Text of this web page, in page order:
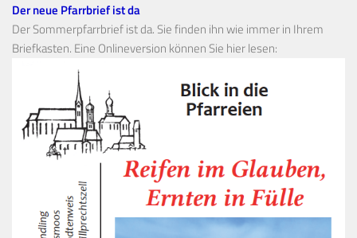
Der neue Pfarrbrief ist da
Der Sommerpfarrbrief ist da. Sie finden ihn wie immer in Ihrem
Briefkasten. Eine Onlineversion können Sie hier lesen: